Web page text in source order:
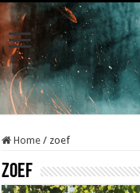
Home / zoef
zoef